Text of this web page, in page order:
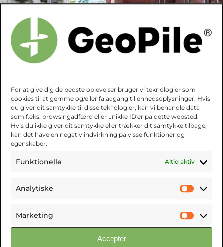
For at give dig de bedste oplevelser bruger vi teknologier som
cookies til at gemme og/eller få adgang til enhedsoplysninger. Hvis
du giver dit samtykke til disse teknologier, kan vi behandle data
som f.eks. browsingadfærd eller unikke ID'er på dette websted.
Hvis du ikke giver dit samtykke eller trækker dit samtykke tilbage,
kan det have en negativ indvirkning på visse funktioner og
egenskaber.
Funktionelle Altid aktiv
Analytiske
Marketing
Accepter